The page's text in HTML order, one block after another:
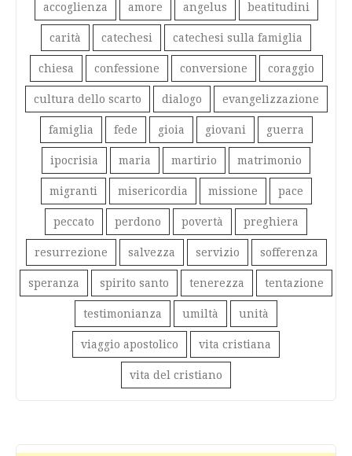
accoglienza amore angelus beatitudini
carità catechesi catechesi sulla famiglia
chiesa confessione conversione coraggio
cultura dello scarto dialogo evangelizzazione
famiglia fede gioia giovani guerra
ipocrisia maria martirio matrimonio
migranti misericordia missione pace
peccato perdono povertà preghiera
resurrezione salvezza servizio sofferenza
speranza spirito santo tenerezza tentazione
testimonianza umiltà unità
viaggio apostolico vita cristiana
vita del cristiano